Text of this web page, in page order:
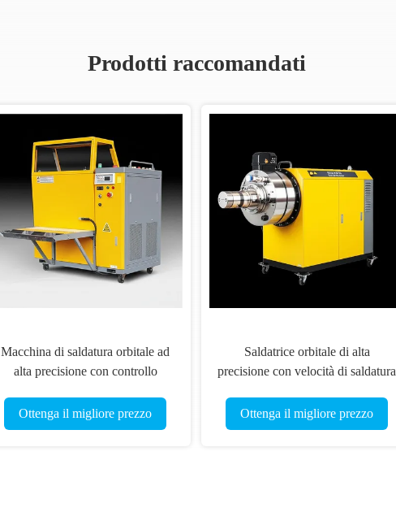
Prodotti raccomandati
Macchina di saldatura orbitale ad
alta precisione con controllo
per la saldatura di tubi industriali
Ottenga il migliore prezzo
Saldatrice orbitale di alta
precisione con velocità di saldatura
saldatura tubo-tubo
Ottenga il migliore prezzo